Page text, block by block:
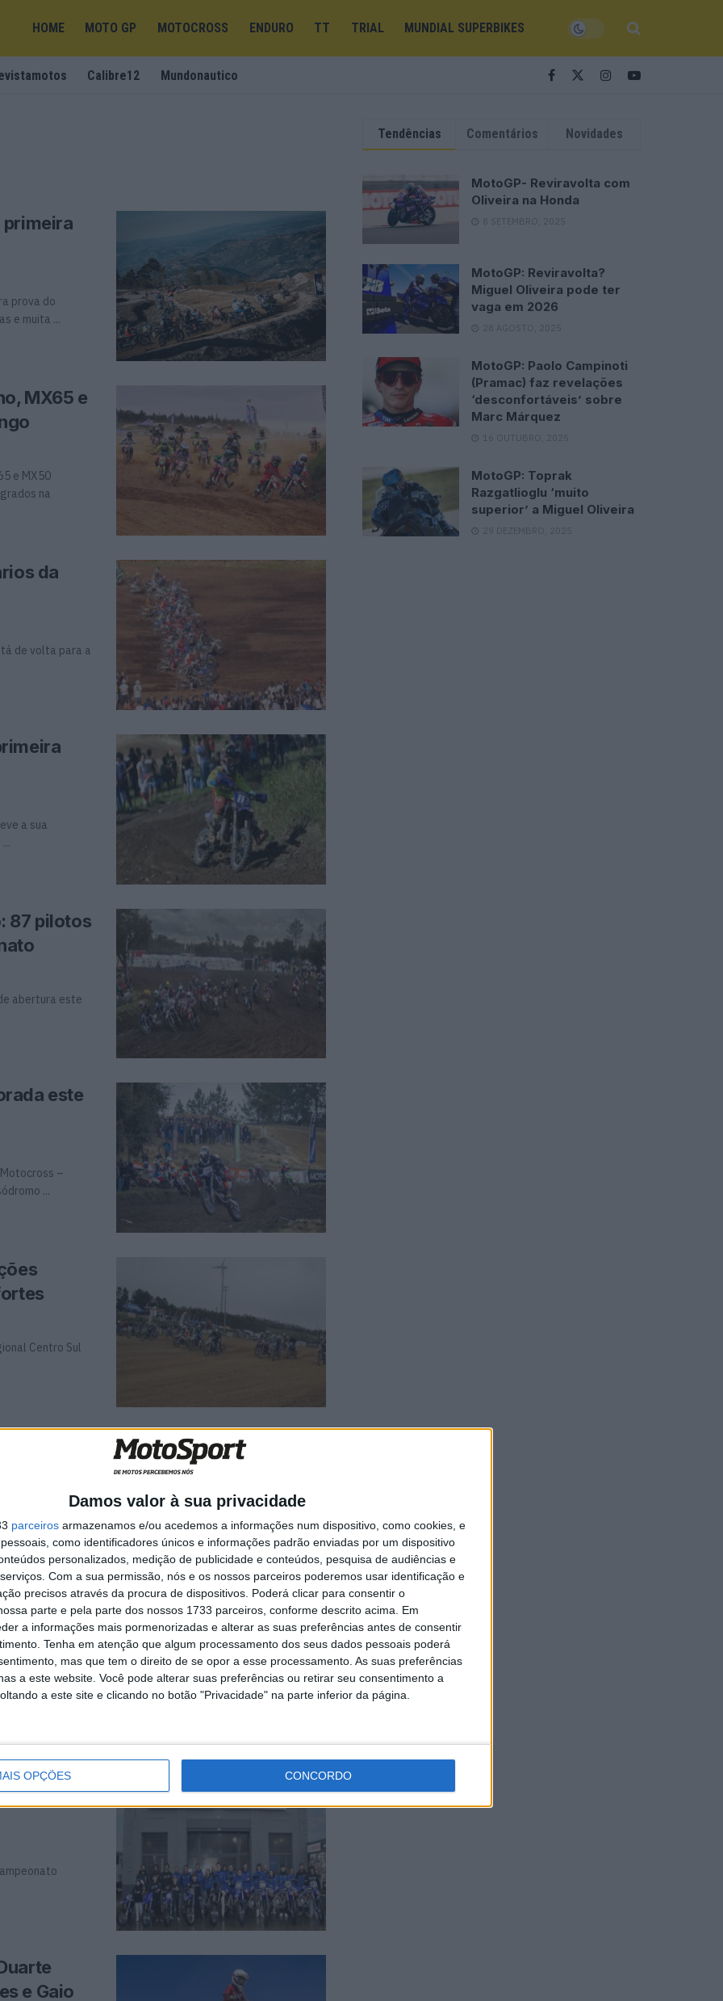
Damos valor à sua privacidade
parceiros armazenamos e/ou acedemos a informações num dispositivo, como cookies, e
como identificadores únicos e informações padrão enviadas por um dispositivo
personalizados, medição de publicidade e conteúdos, pesquisa de audiências e
Com a sua permissão, nós e os nossos parceiros poderemos usar identificação e
precisos através da procura de dispositivos. Poderá clicar para consentir o
parte e pela parte dos nossos 1733 parceiros, conforme descrito acima. Em
a informações mais pormenorizadas e alterar as suas preferências antes de consentir
Tenha em atenção que algum processamento dos seus dados pessoais poderá
mas que tem o direito de se opor a esse processamento. As suas preferências
a este website. Você pode alterar suas preferências ou retirar seu consentimento a
a este site e clicando no botão "Privacidade" na parte inferior da página.
OPÇÕES CONCORDO
HOME MOTO GP MOTOCROSS ENDURO TT TRIAL MUNDIAL SUPERBIKES
Calibre12 Mundonautico
primeira
prova do
e muita ...
MX65 e
e MX50
na
da
de volta para a
a sua
87 pilotos
abertura este
este
–
...
Centro Sul
vai acolher
e Gaio
Tendências Comentários Novidades
MotoGP- Reviravolta com
Oliveira na Honda
8 SETEMBRO, 2025
MotoGP: Reviravolta?
Miguel Oliveira pode ter
vaga em 2026
28 AGOSTO, 2025
MotoGP: Paolo Campinoti
(Pramac) faz revelações
‘desconfortáveis’ sobre
Marc Márquez
16 OUTUBRO, 2025
MotoGP: Toprak
Razgatlioglu ‘muito
superior’ a Miguel Oliveira